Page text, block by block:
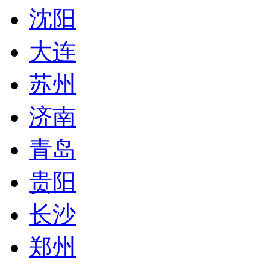
沈阳
大连
苏州
济南
青岛
贵阳
长沙
郑州